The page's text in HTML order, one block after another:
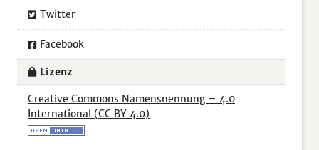
Twitter
Facebook
Lizenz
Creative Commons Namensnennung – 4.0
International (CC BY 4.0)